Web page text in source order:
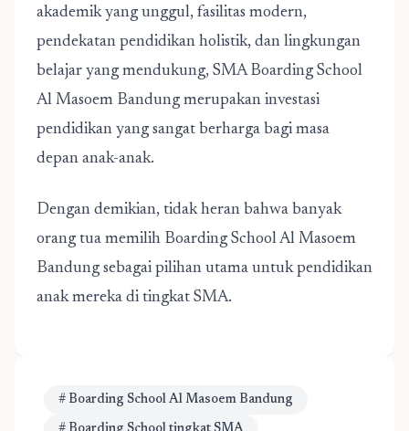
akademik yang unggul, fasilitas modern,
pendekatan pendidikan holistik, dan lingkungan
belajar yang mendukung, SMA Boarding School
Al Masoem Bandung merupakan investasi
pendidikan yang sangat berharga bagi masa
depan anak-anak.
Dengan demikian, tidak heran bahwa banyak
orang tua memilih Boarding School Al Masoem
Bandung sebagai pilihan utama untuk pendidikan
anak mereka di tingkat SMA.
# Boarding School Al Masoem Bandung